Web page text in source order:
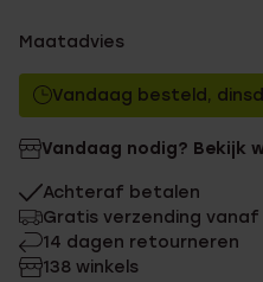
Maatadvies
Vandaag besteld,
Vandaag nodig? Bekijk
Achteraf betalen
Gratis verzending
14 dagen retourneren
138 winkels